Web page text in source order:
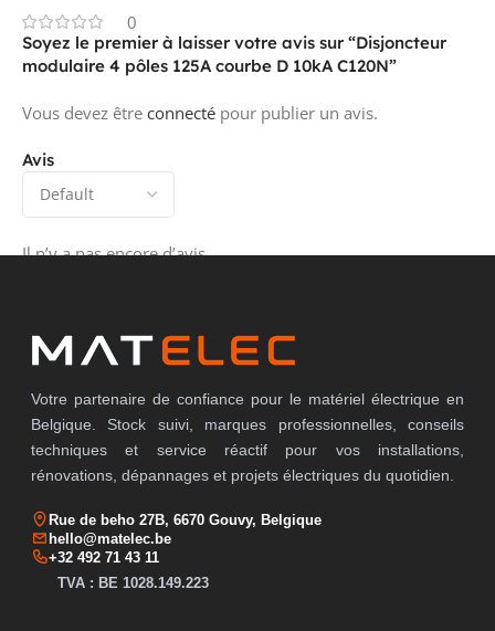
0
Avis
Il n’y a pas encore d’avis.
Soyez le premier à laisser votre avis sur “Disjoncteur
modulaire 4 pôles 125A courbe D 10kA C120N”
Vous devez être connecté pour publier un avis.
Votre partenaire de confiance pour le matériel électrique en
Belgique. Stock suivi, marques professionnelles, conseils
techniques et service réactif pour vos installations,
rénovations, dépannages et projets électriques du quotidien.
Rue de beho 27B, 6670 Gouvy, Belgique
hello@matelec.be
+32 492 71 43 11
TVA : BE 1028.149.223